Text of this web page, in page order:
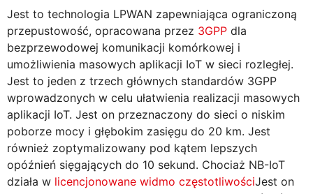
Jest to technologia LPWAN zapewniająca ograniczoną
przepustowość, opracowana przez 3GPP dla
bezprzewodowej komunikacji komórkowej i
umożliwienia masowych aplikacji IoT w sieci rozległej.
Jest to jeden z trzech głównych standardów 3GPP
wprowadzonych w celu ułatwienia realizacji masowych
aplikacji IoT. Jest on przeznaczony do sieci o niskim
poborze mocy i głębokim zasięgu do 20 km. Jest
również zoptymalizowany pod kątem lepszych
opóźnień sięgających do 10 sekund. Chociaż NB-IoT
działa w licencjonowane widmo częstotliwościJest on